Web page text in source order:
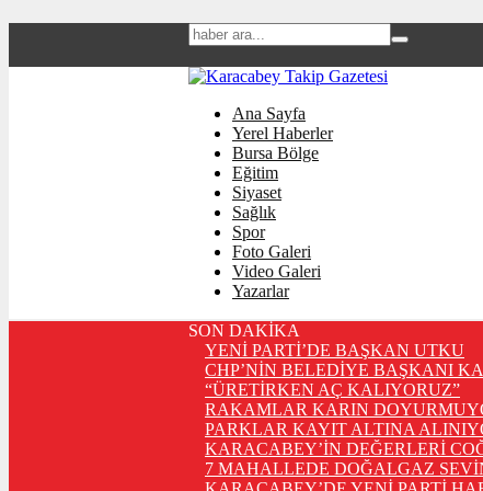
Ana Sayfa
Yerel Haberler
Bursa Bölge
Eğitim
Siyaset
Sağlık
Spor
Foto Galeri
Video Galeri
Yazarlar
SON DAKİKA
YENİ PARTİ’DE BAŞKAN UTKU
CHP’NİN BELEDİYE BAŞKANI
“ÜRETİRKEN AÇ KALIYORUZ”
RAKAMLAR KARIN
PARKLAR KAYIT ALTINA
KARACABEY’İN DEĞERLERİ
7 MAHALLEDE DOĞALGAZ